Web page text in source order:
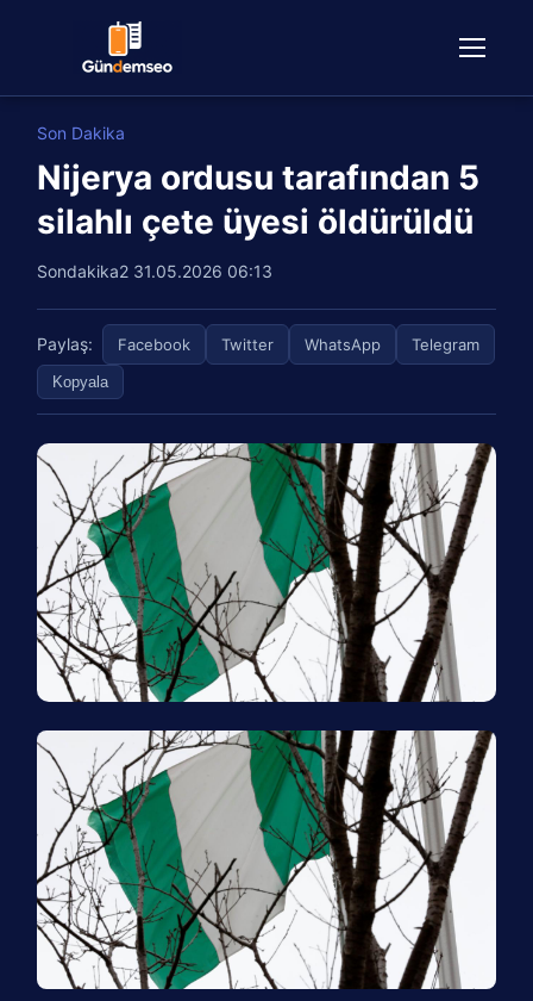
Son Dakika
Nijerya ordusu tarafından 5
silahlı çete üyesi öldürüldü
Sondakika2 31.05.2026 06:13
Paylaş: Facebook Twitter WhatsApp Telegram
Kopyala